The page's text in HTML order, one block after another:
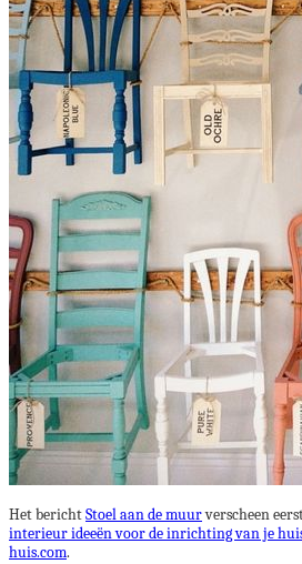
Het berichtStoel aan de muurverscheen
interieur ideeën voor de inrichting van je
huis.com.